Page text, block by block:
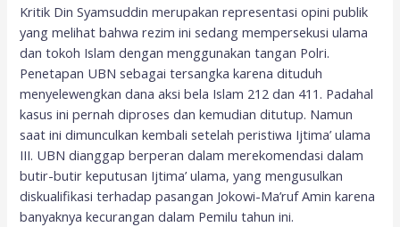
Kritik Din Syamsuddin merupakan representasi opini publik
yang melihat bahwa rezim ini sedang mempersekusi ulama
dan tokoh Islam dengan menggunakan tangan Polri.
Penetapan UBN sebagai tersangka karena dituduh
menyelewengkan dana aksi bela Islam 212 dan 411. Padahal
kasus ini pernah diproses dan kemudian ditutup. Namun
saat ini dimunculkan kembali setelah peristiwa Ijtima’ ulama
III. UBN dianggap berperan dalam merekomendasi dalam
butir-butir keputusan Ijtima’ ulama, yang mengusulkan
diskualifikasi terhadap pasangan Jokowi-Ma’ruf Amin karena
banyaknya kecurangan dalam Pemilu tahun ini.